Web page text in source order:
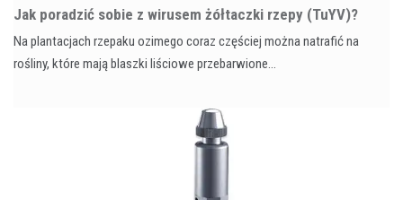
​Jak poradzić sobie z wirusem żółtaczki rzepy (TuYV)?
Na plantacjach rzepaku ozimego coraz częściej można natrafić na
rośliny, które mają blaszki liściowe przebarwione…